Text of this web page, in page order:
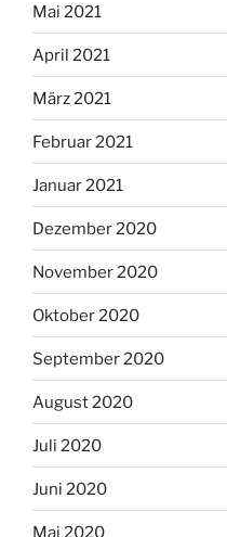
Mai 2021
April 2021
März 2021
Februar 2021
Januar 2021
Dezember 2020
November 2020
Oktober 2020
September 2020
August 2020
Juli 2020
Juni 2020
Mai 2020